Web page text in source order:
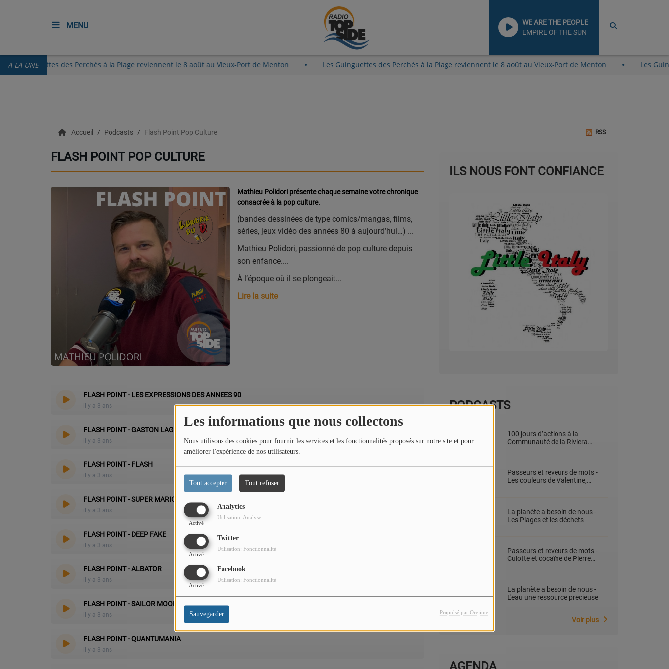
Les informations que nous collectons
Nous utilisons des cookies pour fournir les services et les fonctionnalités proposés sur notre site et pour
améliorer l'expérience de nos utilisateurs.
Tout accepter Tout refuser
Analytics
Activé
Utilisation: Analyse
Twitter
Activé
Utilisation: Fonctionnalité
Facebook
Activé
Utilisation: Fonctionnalité
Sauvegarder Propulsé par Orejime
MENU
WE ARE THE PEOPLE
EMPIRE OF THE SUN
A LA UNELes Guinguettes des Perchés à la Plage reviennent le 8 août au Vieux-Port de Menton Les Guinguettes des Perchés à la Plage reviennent le 8 août au Vieux-Port de Menton
ACCUEIL
RECHERCHE DE TITRES
TÉLÉCHARGER L'APPLICATION.
CIRCULATION EN TEMPS RÉEL
DIRECT STUDIO 1
FRANCE TRAVAIL MENTON
Accueil Podcasts Flash Point Pop Culture RSS
FLASH POINT POP CULTURE
Mathieu Polidori présente chaque semaine votre chronique
consacrée à la pop culture.
(bandes dessinées de type comics/mangas, films,
séries, jeux vidéo des années 80 à aujourd’hui…)
Mathieu Polidori, passionné de pop culture depuis
son enfance.
À l’époque où il se plongeait
Lire la suite
FLASH POINT - LES EXPRESSIONS DES ANNEES 90
il y a 3 ans
FLASH POINT - GASTON LAGAFF
il y a 3 ans
FLASH POINT - FLASH
il y a 3 ans
FLASH POINT - SUPER MARIO
il y a 3 ans
FLASH POINT - DEEP FAKE
il y a 3 ans
FLASH POINT - ALBATOR
il y a 3 ans
FLASH POINT - SAILOR MOON
il y a 3 ans
FLASH POINT - QUANTUMANIA
il y a 3 ans
ILS NOUS FONT CONFIANCE
PODCASTS
100 jours d’actions à la
Communauté de la Riviera
Passeurs et reveurs de mots -
Les couleurs de Valentine,
La planète a besoin de nous -
Les Plages et les déchets
Passeurs et reveurs de mots -
Culotte et cocaïne de Pierre
La planète a besoin de nous -
L'eau une ressource precieuse
Voir plus
AGENDA